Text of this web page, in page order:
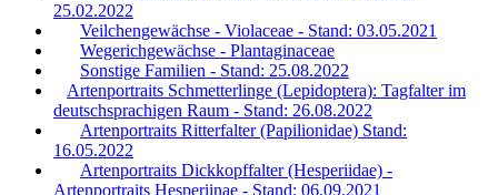
25.02.2022
Veilchengewächse - Violaceae - Stand: 03.05.2021
Wegerichgewächse - Plantaginaceae
Sonstige Familien - Stand: 25.08.2022
Artenportraits Schmetterlinge (Lepidoptera): Tagfalter im
deutschsprachigen Raum - Stand: 26.08.2022
Artenportraits Ritterfalter (Papilionidae) Stand:
16.05.2022
Artenportraits Dickkopffalter (Hesperiidae) -
Artenportraits Hesperiinae - Stand: 06.09.2021